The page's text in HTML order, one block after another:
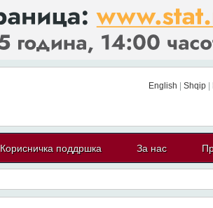
English Shqip|
Корисничка поддршка За нас